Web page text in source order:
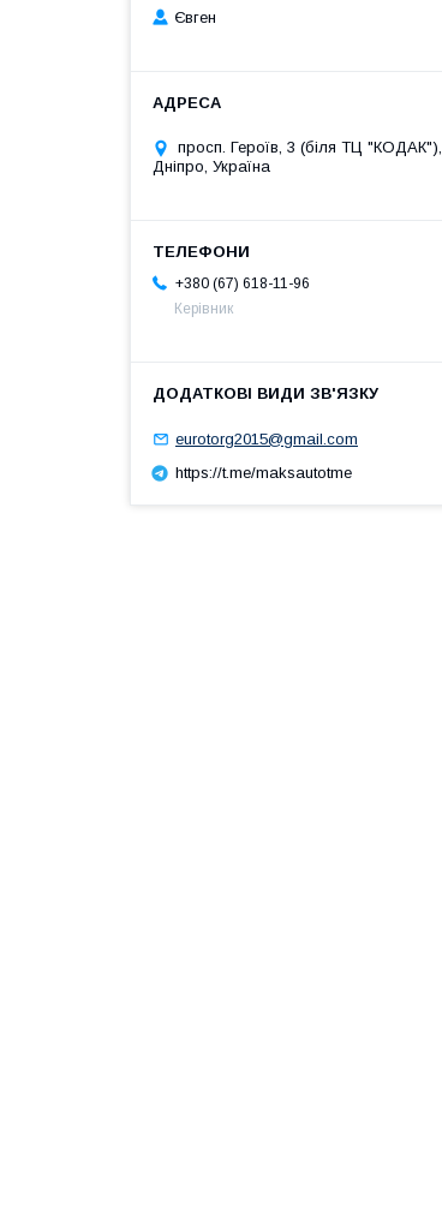
Євген
просп. Героїв, 3 (біля ТЦ "КОДАК"),
Дніпро, Україна
+380 (67) 618-11-96
Керівник
eurotorg2015@gmail.com
https://t.me/maksautotme